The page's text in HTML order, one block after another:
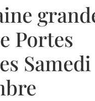
Portes
Samedi